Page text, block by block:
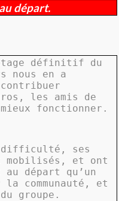
départ.
définitif du
nous en a
les amis de
fonctionner.
difficulté, ses
mobilisés, et ont
départ qu’un
communauté, et
groupe.